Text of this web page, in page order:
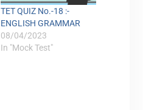
TET QUIZ No.-18 :-
ENGLISH GRAMMAR
08/04/2023
In "Mock Test"